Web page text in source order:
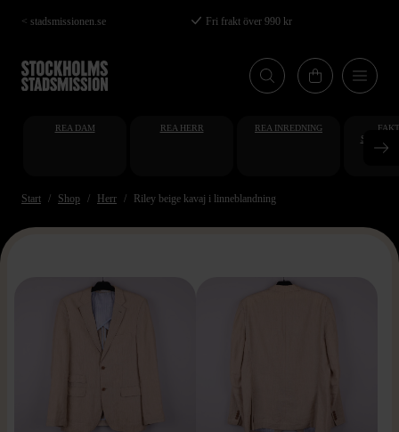
Hoppa
till
huvudinnehåll
< stadsmissionen.se Fri frakt över 990 kr
REA DAM REA HERR REA INREDNING
Start Shop Herr Riley beige kavaj i linneblandning